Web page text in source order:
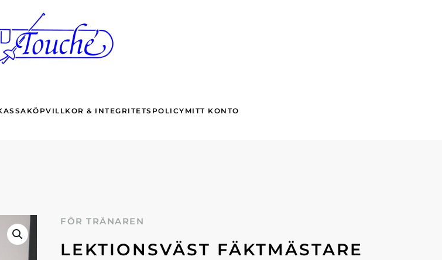
KÖPVILLKOR & INTEGRITETSPOLICY MITT KONTO
FÖR TRÄNAREN
LEKTIONSVÄST FÄKTMÄSTARE